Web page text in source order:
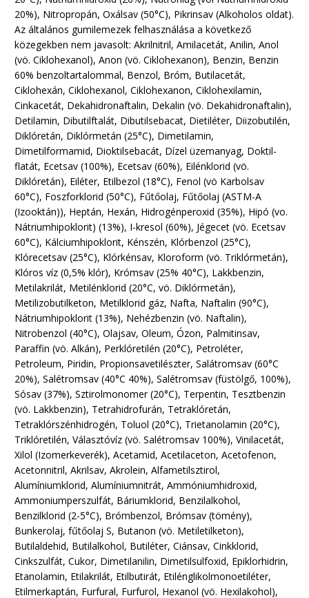
20%), Nitropropán, Oxálsav (50°C), Pikrinsav (Alkoholos oldat).
Az általános gumilemezek felhasználása a következő
közegekben nem javasolt: Akrilnitril, Amilacetát, Anilin, Anol
(vö. Ciklohexanol), Anon (vö. Ciklohexanon), Benzin, Benzin
60% benzoltartalommal, Benzol, Bróm, Butilacetát,
Ciklohexán, Ciklohexanol, Ciklohexanon, Ciklohexilamin,
Cinkacetát, Dekahidronaftalin, Dekalin (vö. Dekahidronaftalin),
Detilamin, Dibutilftalát, Dibutilsebacat, Dietiléter, Diizobutilén,
Diklóretán, Diklórmetán (25°C), Dimetilamin,
Dimetilformamid, Dioktilsebacát, Dízel üzemanyag, Doktil-
flatát, Ecetsav (100%), Ecetsav (60%), Eilénklorid (vö.
Diklóretán), Eiléter, Etilbezol (18°C), Fenol (vö Karbolsav
60°C), Foszforklorid (50°C), Fűtőolaj, Fűtőolaj (ASTM-A
(Izooktán)), Heptán, Hexán, Hidrogénperoxid (35%), Hipó (vo.
Nátriumhipoklorit) (13%), I-kresol (60%), Jégecet (vö. Ecetsav
60°C), Kálciumhipoklorit, Kénszén, Klórbenzol (25°C),
Klórecetsav (25°C), Klórkénsav, Kloroform (vö. Triklórmetán),
Klóros víz (0,5% klór), Krómsav (25% 40°C), Lakkbenzin,
Metilakrilát, Metilénklorid (20°C, vö. Diklórmetán),
Metilizobutilketon, Metilklorid gáz, Nafta, Naftalin (90°C),
Nátriumhipoklorit (13%), Nehézbenzin (vö. Naftalin),
Nitrobenzol (40°C), Olajsav, Oleum, Ózon, Palmitinsav,
Paraffin (vö. Alkán), Perklóretilén (20°C), Petroléter,
Petroleum, Piridin, Propionsavetilészter, Salátromsav (60°C
20%), Salétromsav (40°C 40%), Salétromsav (füstölgő, 100%),
Sósav (37%), Sztirolmonomer (20°C), Terpentin, Tesztbenzin
(vö. Lakkbenzin), Tetrahidrofurán, Tetraklóretán,
Tetraklórszénhidrogén, Toluol (20°C), Trietanolamin (20°C),
Triklóretilén, Választóvíz (vö. Salétromsav 100%), Vinilacetát,
Xilol (Izomerkeverék), Acetamid, Acetilaceton, Acetofenon,
Acetonnitril, Akrilsav, Akrolein, Alfametilsztirol,
Alumíniumklorid, Alumíniumnitrát, Ammóniumhidroxid,
Ammoniumperszulfát, Báriumklorid, Benzilalkohol,
Benzilklorid (2-5°C), Brómbenzol, Brómsav (tömény),
Bunkerolaj, fűtőolaj S, Butanon (vö. Metiletilketon),
Butilaldehid, Butilalkohol, Butiléter, Ciánsav, Cinkklorid,
Cinkszulfát, Cukor, Dimetilanilin, Dimetilsulfoxid, Epiklorhidrin,
Etanolamin, Etilakrilát, Etilbutirát, Etilénglikolmonoetiléter,
Etilmerkaptán, Furfural, Furfurol, Hexanol (vö. Hexilakohol),